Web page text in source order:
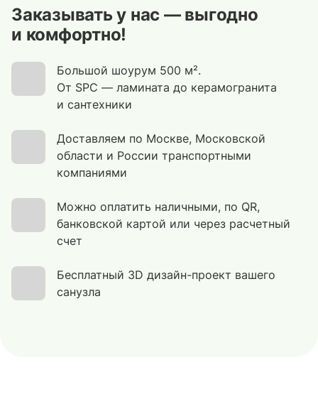
Заказывать у нас — выгодно
и комфортно!
Большой шоурум 500 м².
От SPC — ламината до керамогранита
и сантехники
Доставляем по Москве, Московской
области и России транспортными
компаниями
Можно оплатить наличными, по QR,
банковской картой или через расчетный
счет
Бесплатный 3D дизайн-проект вашего
санузла